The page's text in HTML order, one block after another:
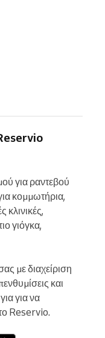
για ραντεβού
κομμωτήρια,
κλινικές,
γιόγκα,
με διαχείριση
και
για να
Reservio.